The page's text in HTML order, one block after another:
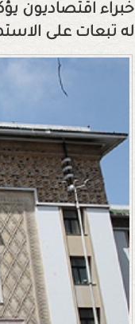
خبراء اقتصاديون
له تبعات على